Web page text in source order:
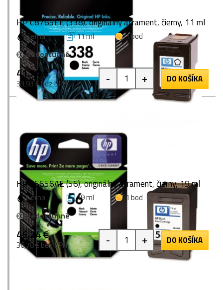
HP C8765EE (338), originálny atrament, čierny, 11 ml
čierna 11 ml
1 bod
Nedostupné
41,74 €
33,93 € bez DPH - + DO KOŠÍKA
HP C6656AE (56), originálny atrament, čierny, 19 ml
čierna 19 ml
1 bod
Nedostupné
45,24 €
36,78 € bez DPH - + DO KOŠÍKA